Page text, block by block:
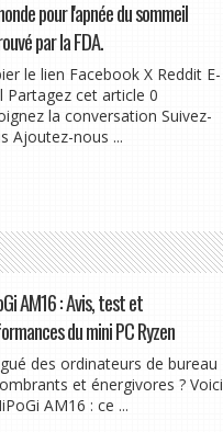
pour l'apnée du sommeil
par la FDA.
le lien Facebook X Reddit E-
Partagez cet article 0
la conversation Suivez-
Ajoutez-nous ...
AM16 : Avis, test et
du mini PC Ryzen
des ordinateurs de bureau
et énergivores ? Voici
AM16 : ce ...